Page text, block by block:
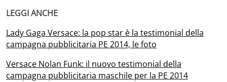
LEGGI ANCHE
Lady Gaga Versace: la pop star è la testimonial della
campagna pubblicitaria PE 2014, le foto
Versace Nolan Funk: il nuovo testimonial della
campagna pubblicitaria maschile per la PE 2014